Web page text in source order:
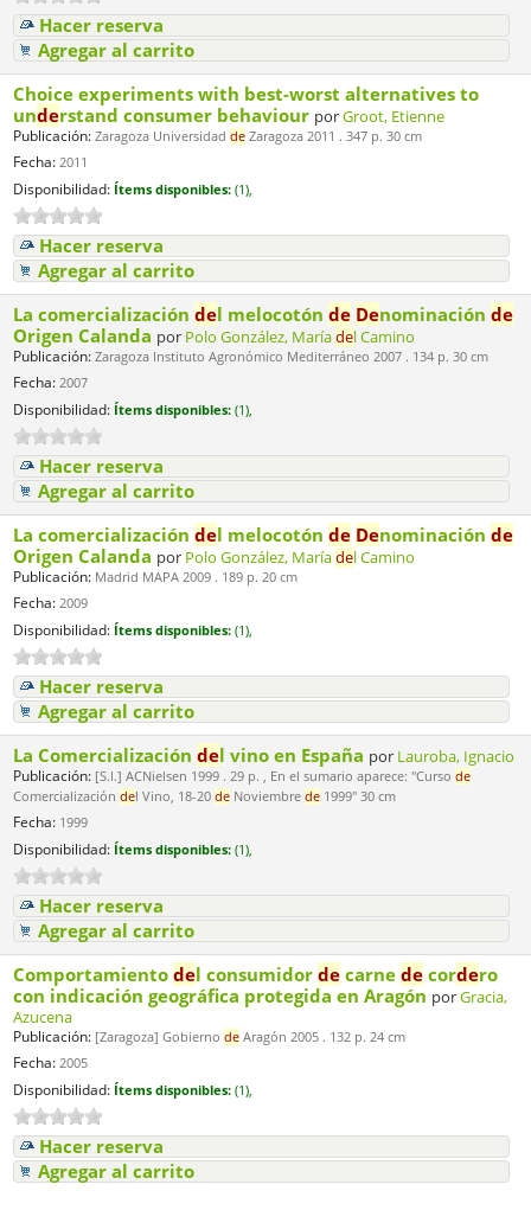
Hacer reserva
Agregar al carrito
Choice experiments with best-worst alternatives to
understand consumer behaviour porGroot, Etienne
Publicación: Zaragoza Universidadde Zaragoza 2011 . 347 p. 30 cm
Fecha: 2011
Disponibilidad: Ítems disponibles: (1),
Hacer reserva
Agregar al carrito
La comercializacióndel melocotónde Denominaciónde
Origen Calanda por Polo González, Maríadel Camino
Publicación: Zaragoza Instituto Agronómico Mediterráneo 2007 . 134 p. 30 cm
Fecha: 2007
Disponibilidad: Ítems disponibles: (1),
Hacer reserva
Agregar al carrito
La comercializacióndel melocotónde Denominaciónde
Origen Calanda por Polo González, Maríadel Camino
Publicación: Madrid MAPA 2009 . 189 p. 20 cm
Fecha: 2009
Disponibilidad: Ítems disponibles: (1),
Hacer reserva
Agregar al carrito
La Comercializacióndel vino en España por Lauroba, Ignacio
Publicación: [S.l.] ACNielsen 1999 . 29 p. , En el sumario aparece: "Cursode
Comercializacióndel Vino, 18-20de Noviembrede 1999" 30 cm
Fecha: 1999
Disponibilidad: Ítems disponibles: (1),
Hacer reserva
Agregar al carrito
Comportamientodel consumidorde carnede cordero
con indicación geográfica protegida en Aragón porGracia,
Azucena
Publicación: [Zaragoza] Gobiernode Aragón 2005 . 132 p. 24 cm
Fecha: 2005
Disponibilidad: Ítems disponibles: (1),
Hacer reserva
Agregar al carrito